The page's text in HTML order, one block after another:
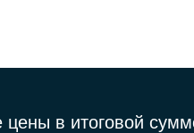
цены в итоговой